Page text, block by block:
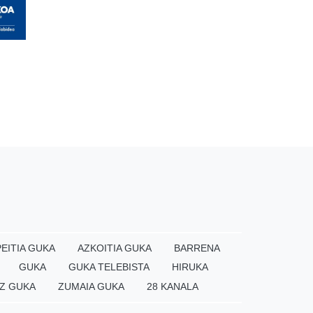
GUKA AZKOITIA GUKA
BARRENA
GUKA GUKA TELEBISTA
HIRUKA
GUKA ZUMAIA GUKA 28 KANALA